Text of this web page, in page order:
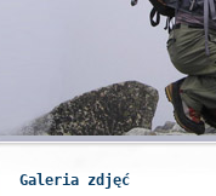
Galeria zdjęć